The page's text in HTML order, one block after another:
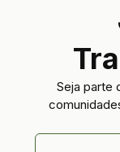
Seja parte